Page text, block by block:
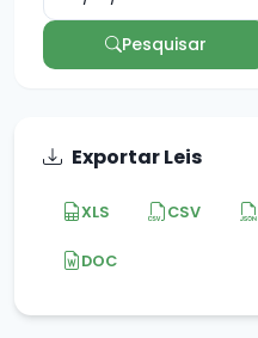
Pesquisar
Exportar Leis
XLS CSV
DOC